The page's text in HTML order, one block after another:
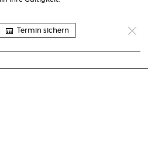
Termin sichern